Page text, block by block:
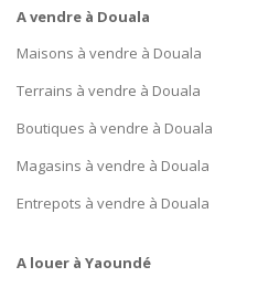
A vendre à Douala
Maisons à vendre à Douala
Terrains à vendre à Douala
Boutiques à vendre à Douala
Magasins à vendre à Douala
Entrepots à vendre à Douala
A louer à Yaoundé